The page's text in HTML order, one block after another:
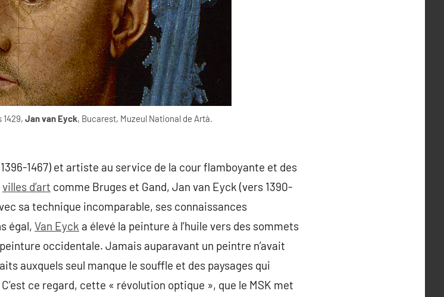
1429, Jan van Eyck, Bucarest, Muzeul National de Artà.
1467) et artiste au service de la cour flamboyante et des
villes d’art comme Bruges et Gand, Jan van Eyck (vers 1390-
sa technique incomparable, ses connaissances
égal, Van Eyck a élevé la peinture à l’huile vers des sommets
occidentale. Jamais auparavant un peintre n’avait
auxquels seul manque le souffle et des paysages qui
ce regard, cette « révolution optique », que le MSK met